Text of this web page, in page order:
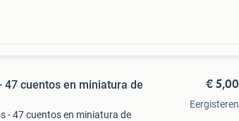
47 cuentos en miniatura de
- 47 cuentos en miniatura de
€ 5,00
Eergisteren